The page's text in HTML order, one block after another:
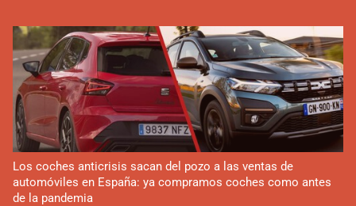
Los coches anticrisis sacan del pozo a las ventas de
automóviles en España: ya compramos coches como antes
de la pandemia